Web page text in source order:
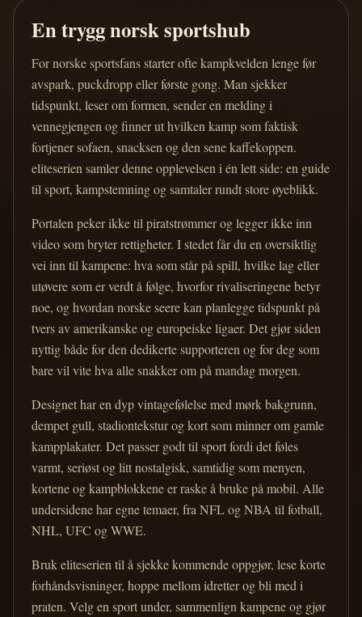
En trygg norsk sportshub
For norske sportsfans starter ofte kampkvelden lenge før
avspark, puckdropp eller første gong. Man sjekker
tidspunkt, leser om formen, sender en melding i
vennegjengen og finner ut hvilken kamp som faktisk
fortjener sofaen, snacksen og den sene kaffekoppen.
eliteserien samler denne opplevelsen i én lett side: en guide
til sport, kampstemning og samtaler rundt store øyeblikk.
Portalen peker ikke til piratstrømmer og legger ikke inn
video som bryter rettigheter. I stedet får du en oversiktlig
vei inn til kampene: hva som står på spill, hvilke lag eller
utøvere som er verdt å følge, hvorfor rivaliseringene betyr
noe, og hvordan norske seere kan planlegge tidspunkt på
tvers av amerikanske og europeiske ligaer. Det gjør siden
nyttig både for den dedikerte supporteren og for deg som
bare vil vite hva alle snakker om på mandag morgen.
Designet har en dyp vintagefølelse med mørk bakgrunn,
dempet gull, stadiontekstur og kort som minner om gamle
kampplakater. Det passer godt til sport fordi det føles
varmt, seriøst og litt nostalgisk, samtidig som menyen,
kortene og kampblokkene er raske å bruke på mobil. Alle
undersidene har egne temaer, fra NFL og NBA til fotball,
NHL, UFC og WWE.
Bruk eliteserien til å sjekke kommende oppgjør, lese korte
forhåndsvisninger, hoppe mellom idretter og bli med i
praten. Velg en sport under, sammenlign kampene og gjør